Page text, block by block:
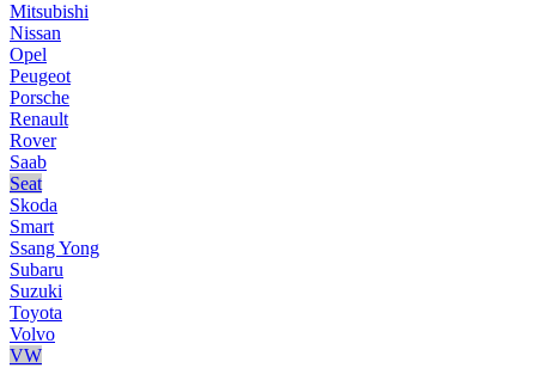
Mitsubishi
Nissan
Opel
Peugeot
Porsche
Renault
Rover
Saab
Seat
Skoda
Smart
Ssang Yong
Subaru
Suzuki
Toyota
Volvo
VW